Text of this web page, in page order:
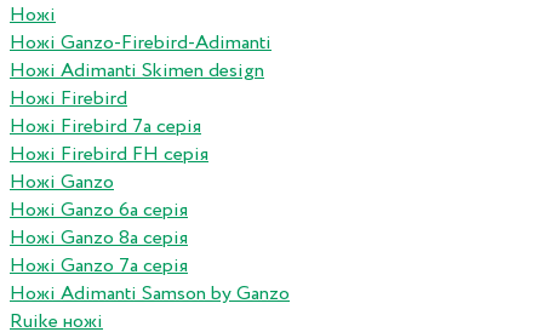
Ножі
Ножі Ganzo-Firebird-Adimanti
Ножі Adimanti Skimen design
Ножі Firebird
Ножі Firebird 7а серія
Ножі Firebird FH серія
Ножі Ganzo
Ножі Ganzo 6а серія
Ножі Ganzo 8а серія
Ножі Ganzo 7а серія
Ножі Adimanti Samson by Ganzo
Ruike ножі